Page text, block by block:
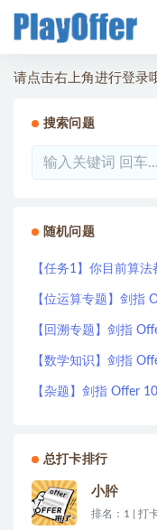
请点击右上角进行登录
搜索问题
随机问题
【任务1】你目前算法
【位运算专题】剑指
【回溯专题】剑指
【数学知识】剑指
【杂题】剑指 Offer
总打卡排行
小肸
排名：1 | 打